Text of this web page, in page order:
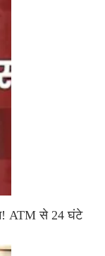
ATM से 24 घंटे